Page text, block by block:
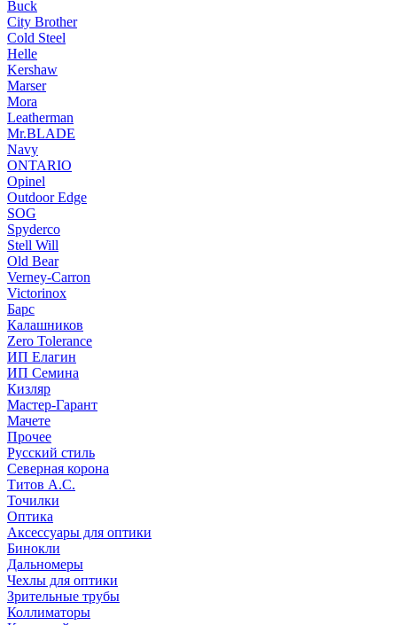
Buck
City Brother
Cold Steel
Helle
Kershaw
Marser
Mora
Leatherman
Mr.BLADE
Navy
ONTARIO
Opinel
Outdoor Edge
SOG
Spyderco
Stell Will
Old Bear
Verney-Carron
Victorinox
Барс
Калашников
Zero Tolerance
ИП Елагин
ИП Семина
Кизляр
Мастер-Гарант
Мачете
Прочее
Русский стиль
Северная корона
Титов А.С.
Точилки
Оптика
Аксессуары для оптики
Бинокли
Дальномеры
Чехлы для оптики
Зрительные трубы
Коллиматоры